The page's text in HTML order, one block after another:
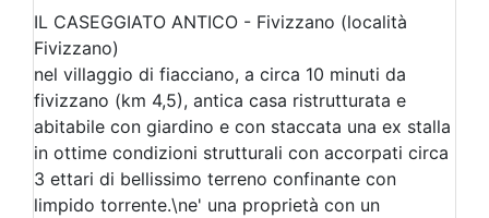
IL CASEGGIATO ANTICO - Fivizzano (località
Fivizzano)
nel villaggio di fiacciano, a circa 10 minuti da
fivizzano (km 4,5), antica casa ristrutturata e
abitabile con giardino e con staccata una ex stalla
in ottime condizioni strutturali con accorpati circa
3 ettari di bellissimo terreno confinante con
limpido torrente.\ne' una proprietà con un